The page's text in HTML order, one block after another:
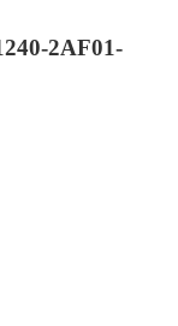
2AF01-